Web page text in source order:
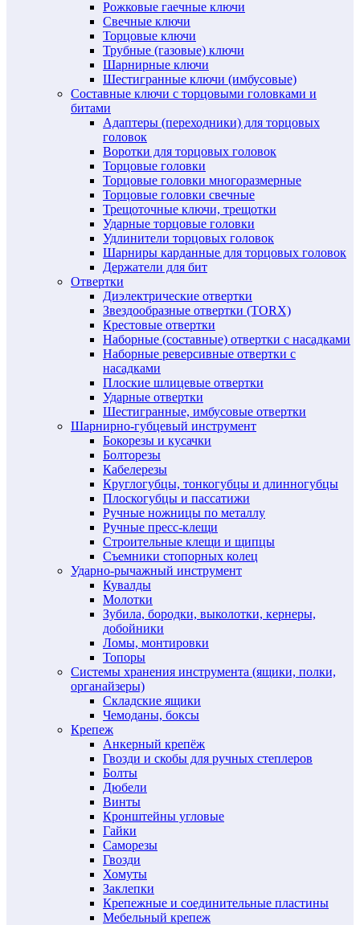
Рожковые гаечные ключи
Свечные ключи
Торцовые ключи
Трубные (газовые) ключи
Шарнирные ключи
Шестигранные ключи (имбусовые)
Составные ключи с торцовыми головками и
битами
Адаптеры (переходники) для торцовых
головок
Воротки для торцовых головок
Торцовые головки
Торцовые головки многоразмерные
Торцовые головки свечные
Трещоточные ключи, трещотки
Ударные торцовые головки
Удлинители торцовых головок
Шарниры карданные для торцовых головок
Держатели для бит
Отвертки
Диэлектрические отвертки
Звездообразные отвертки (TORX)
Крестовые отвертки
Наборные (составные) отвертки с насадками
Наборные реверсивные отвертки с
насадками
Плоские шлицевые отвертки
Ударные отвертки
Шестигранные, имбусовые отвертки
Шарнирно-губцевый инструмент
Бокорезы и кусачки
Болторезы
Кабелерезы
Круглогубцы, тонкогубцы и длинногубцы
Плоскогубцы и пассатижи
Ручные ножницы по металлу
Ручные пресс-клещи
Строительные клещи и щипцы
Съемники стопорных колец
Ударно-рычажный инструмент
Кувалды
Молотки
Зубила, бородки, выколотки, кернеры,
добойники
Ломы, монтировки
Топоры
Системы хранения инструмента (ящики, полки,
органайзеры)
Складские ящики
Чемоданы, боксы
Крепеж
Анкерный крепёж
Гвозди и скобы для ручных степлеров
Болты
Дюбели
Винты
Кронштейны угловые
Гайки
Саморезы
Гвозди
Хомуты
Заклепки
Крепежные и соединительные пластины
Мебельный крепеж